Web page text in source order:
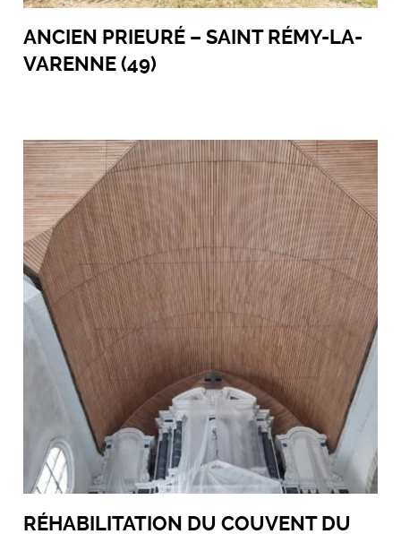
ANCIEN PRIEURÉ – SAINT RÉMY-LA-
VARENNE (49)
RÉHABILITATION DU COUVENT DU